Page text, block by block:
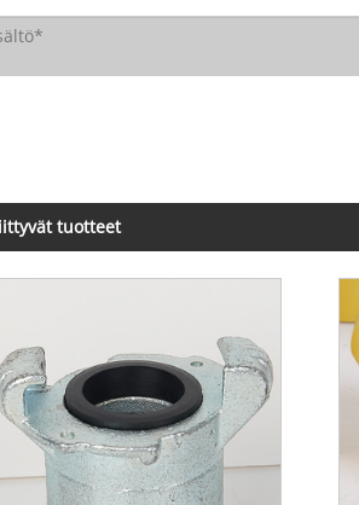
tuotteet